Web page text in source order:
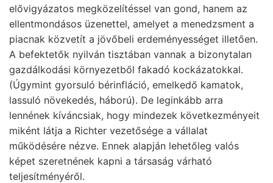
elővigyázatos megközelítéssel van gond, hanem az
ellentmondásos üzenettel, amelyet a menedzsment a
piacnak közvetít a jövőbeli erdeményességet illetően.
A befektetők nyilván tisztában vannak a bizonytalan
gazdálkodási környezetből fakadó kockázatokkal.
(Úgymint gyorsuló bérinfláció, emelkedő kamatok,
lassuló növekedés, háború). De leginkább arra
lennének kíváncsiak, hogy mindezek következményeit
miként látja a Richter vezetősége a vállalat
működésére nézve. Ennek alapján lehetőleg valós
képet szeretnének kapni a társaság várható
teljesítményéről.